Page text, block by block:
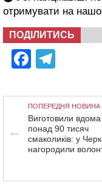
отримувати на
ПОДІЛИТИСЬ
ПОПЕРЕДНЯ НОВИНА
Виготовили вдома
понад 90 тисяч
смаколиків: у
нагородили